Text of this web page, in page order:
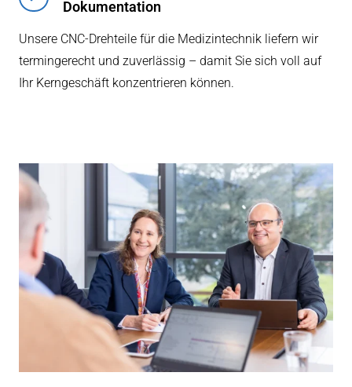
Dokumentation
Unsere CNC-Drehteile für die Medizintechnik liefern wir
termingerecht und zuverlässig – damit Sie sich voll auf
Ihr Kerngeschäft konzentrieren können.